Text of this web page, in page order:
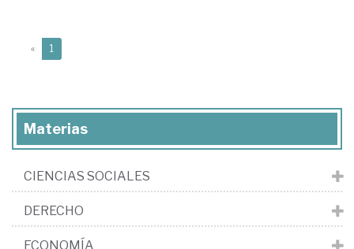
« 1
Materias
CIENCIAS SOCIALES
DERECHO
ECONOMÍA